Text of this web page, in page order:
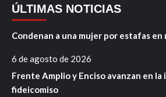
ÚLTIMAS NOTICIAS
Condenan a una mujer por estafas en
6 de agosto de 2026
Frente Amplio y Enciso avanzan en
fideicomiso